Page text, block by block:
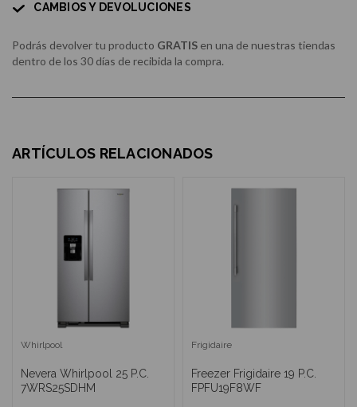
CAMBIOS Y DEVOLUCIONES
Podrás devolver tu producto GRATIS en una de nuestras tiendas
dentro de los 30 días de recibida la compra.
ARTÍCULOS RELACIONADOS
Whirlpool
Nevera Whirlpool 25 P.C.
7WRS25SDHM
Frigidaire
Freezer Frigidaire 19 P.C.
FPFU19F8WF